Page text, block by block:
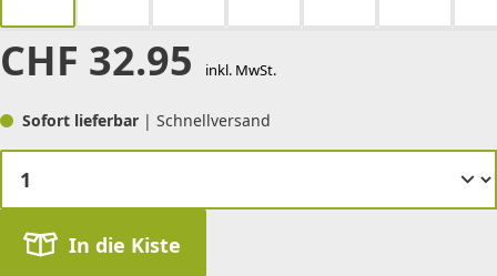
CHF 32.95 inkl. MwSt.
Sofort lieferbar | Schnellversand
In die Kiste